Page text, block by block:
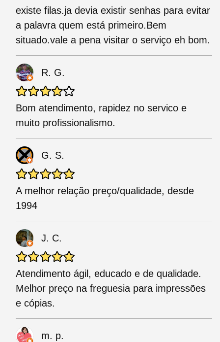
existe filas.ja devia existir senhas para evitar
a palavra quem está primeiro.Bem
situado.vale a pena visitar o serviço eh bom.
R. G.
Bom atendimento, rapidez no servico e
muito profissionalismo.
G. S.
A melhor relação preço/qualidade, desde
1994
J. C.
Atendimento ágil, educado e de qualidade.
Melhor preço na freguesia para impressões
e cópias.
m. p.